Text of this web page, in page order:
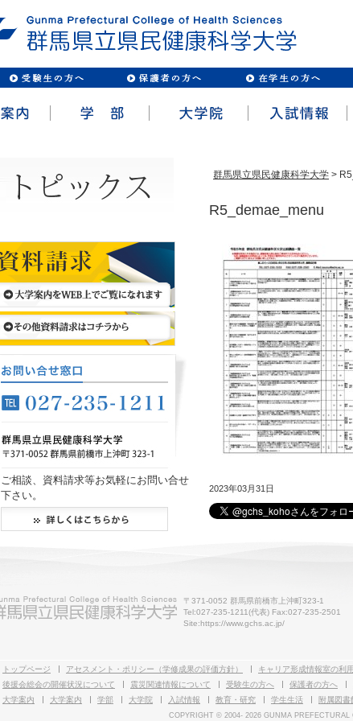
群馬県立県民健康科学大学 >
R5_demae_menu
2023年03月31日
ご相談、資料請求等お気軽にお問い合せ
下さい。
〒371-0052 群馬県前橋市上沖町323-1
Tel:027-235-1211(代表) Fax:027-235-2501
Site:https://www.gchs.ac.jp/
トップページ アセスメント・ポリシー（学修成果の評価方針） キャリア形成情報室の利
後援会総会の開催状況について
震災関連情報について 受験生の方へ 保護者の方へ
大学案内
大学案内 学部 大学院 入試情報 教育・研究 学生生活 附属図書
COPYRIGHT © 2004- 2026 GUNMA PREFECTURAL